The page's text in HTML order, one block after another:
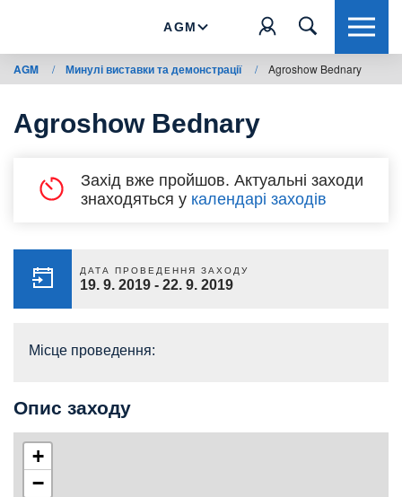
AGM
AGM / Минулі виставки та демонстрації / Agroshow Bednary
Agroshow Bednary
Захід вже пройшов. Актуальні заходи
знаходяться у календарі заходів
ДАТА ПРОВЕДЕННЯ ЗАХОДУ
19. 9. 2019- 22. 9. 2019
Місце проведення:
Опис заходу
+
−